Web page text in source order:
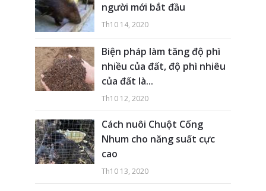
người mới bắt đầu
Th10 14, 2020
Biện pháp làm tăng độ phì
nhiều của đất, độ phì nhiêu
của đất là...
Th10 12, 2020
Cách nuôi Chuột Cống
Nhum cho năng suất cực
cao
Th10 13, 2020